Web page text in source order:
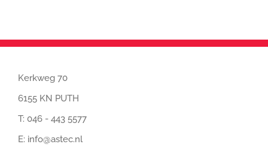
Kerkweg 70
6155 KN PUTH
T: 046 - 443 5577
E: info@astec.nl